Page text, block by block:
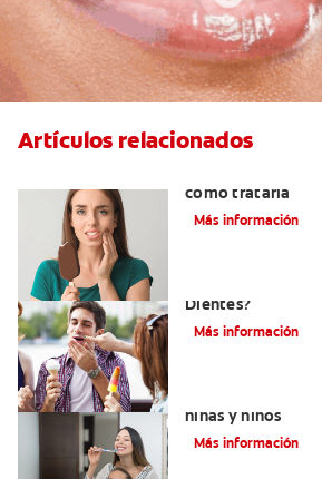
Artículos relacionados
cómo tratarla
Más información
Dientes?
Más información
niñas y niños
Más información